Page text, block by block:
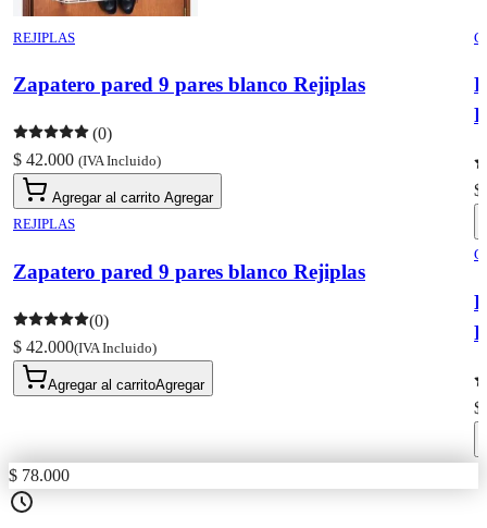
REJIPLAS
Zapatero pared 9 pares blanco Rejiplas
(0)
$ 42.000 (IVA Incluido)
Agregar al carrito Agregar
REJIPLAS
Zapatero pared 9 pares blanco Rejiplas
(0)
$ 42.000(IVA Incluido)
Agregar al carritoAgregar
$
$
$ 78.000